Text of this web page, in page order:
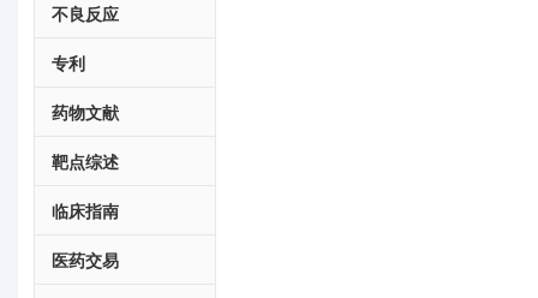
不良反应
专利
药物文献
靶点综述
临床指南
医药交易